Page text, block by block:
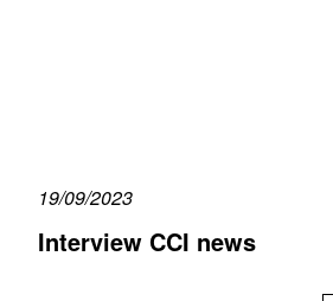
19/09/2023
Interview CCI news